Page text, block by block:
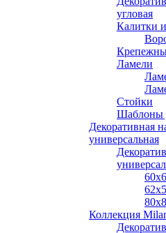
угловая
Калитки
Ламели
Стойки
Шаблоны
Декоративная
универсальная
Коллекция